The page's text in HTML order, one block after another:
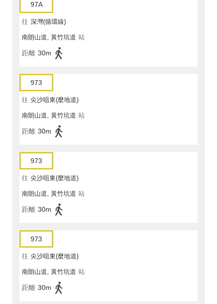
97A
往 深灣(循環線)
南朗山道, 黃竹坑道 站
距離 30m
973
往 尖沙咀東(麼地道)
南朗山道, 黃竹坑道 站
距離 30m
973
往 尖沙咀東(麼地道)
南朗山道, 黃竹坑道 站
距離 30m
973
往 尖沙咀東(麼地道)
南朗山道, 黃竹坑道 站
距離 30m